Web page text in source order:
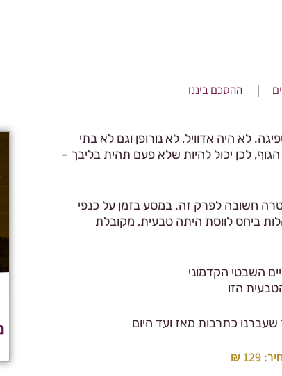
| ההסכם ביננו
לא היה אדוויל, לא נורופן וגם לא בתי
לכן יכול להיות שלא פעם תהית בליבך –
חשובה לפרק זה. במסע בזמן על כנפי
ביחס לווסת היתה טבעית, מקובלת
השבטי הקדמוני
הזו
כתרבות מאז ועד היום
129 ₪